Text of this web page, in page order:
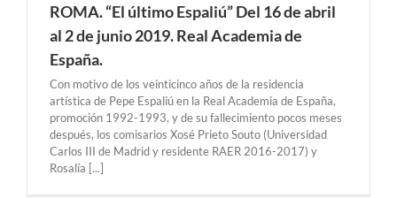
ROMA. “El último Espaliú” Del 16 de abril
al 2 de junio 2019. Real Academia de
España.
Con motivo de los veinticinco años de la residencia
artística de Pepe Espaliú en la Real Academia de España,
promoción 1992-1993, y de su fallecimiento pocos meses
después, los comisarios Xosé Prieto Souto (Universidad
Carlos III de Madrid y residente RAER 2016-2017) y
Rosalía [...]